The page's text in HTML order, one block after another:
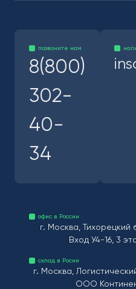
позвоните нам
8(800)
302-
40-
34
офис в России
г. Москва, Тихорецкий
Вход У4-16, 3
склад в Росии
г. Москва,
ООО